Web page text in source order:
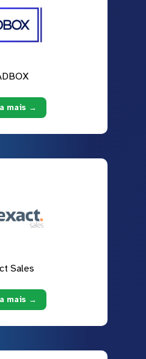
mais →
Sales
mais →